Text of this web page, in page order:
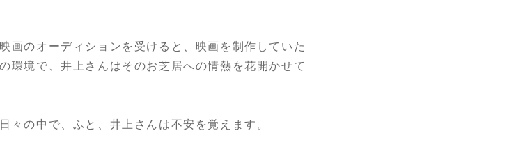
画のオーディションを受けると、映画を制作していた
環境で、井上さんはそのお芝居への情熱を花開かせて
々の中で、ふと、井上さんは不安を覚えます。